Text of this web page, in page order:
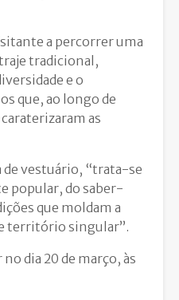
a percorrer uma
tradicional,
e o
que, ao longo de
as
de vestuário, “trata-se
popular, do saber-
que moldam a
território singular”.
dia 20 de março, às